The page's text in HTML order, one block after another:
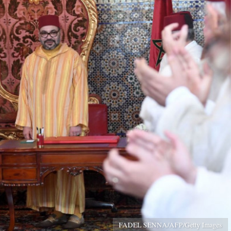
FADEL SENNA/AFP/Getty Images